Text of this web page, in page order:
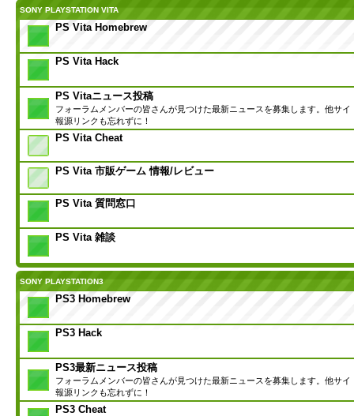
SONY PLAYSTATION VITA
PS Vita Homebrew
PS Vita Hack
PS Vitaニュース投稿
フォーラムメンバーの皆さんが見つけた最新ニュースを募集します。他サイ
報源リンクも忘れずに！
PS Vita Cheat
PS Vita 市販ゲーム 情報/レビュー
PS Vita 質問窓口
PS Vita 雑談
SONY PLAYSTATION3
PS3 Homebrew
PS3 Hack
PS3最新ニュース投稿
フォーラムメンバーの皆さんが見つけた最新ニュースを募集します。他サイ
報源リンクも忘れずに！
PS3 Cheat